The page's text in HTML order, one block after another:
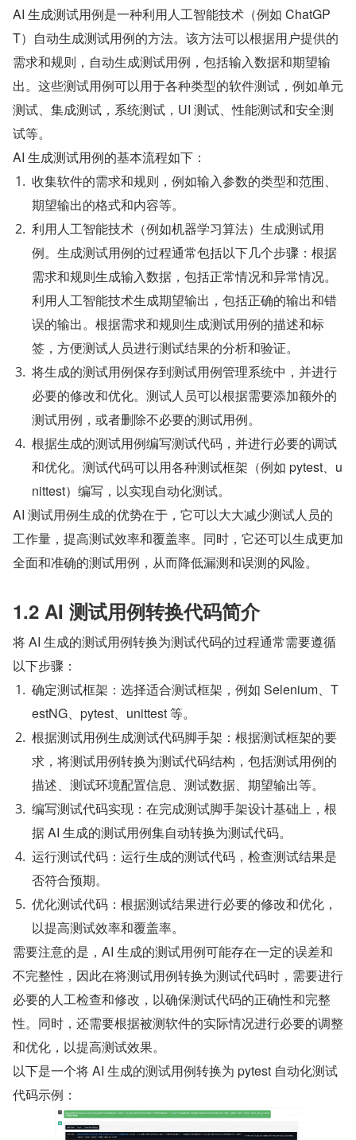
AI 生成测试用例是一种利用人工智能技术（例如 ChatGP
T）自动生成测试用例的方法。该方法可以根据用户提供的
需求和规则，自动生成测试用例，包括输入数据和期望输
出。这些测试用例可以用于各种类型的软件测试，例如单元
测试、集成测试，系统测试，UI 测试、性能测试和安全测
试等。
AI 生成测试用例的基本流程如下：
收集软件的需求和规则，例如输入参数的类型和范围、
期望输出的格式和内容等。
利用人工智能技术（例如机器学习算法）生成测试用
例。生成测试用例的过程通常包括以下几个步骤：根据
需求和规则生成输入数据，包括正常情况和异常情况。
利用人工智能技术生成期望输出，包括正确的输出和错
误的输出。根据需求和规则生成测试用例的描述和标
签，方便测试人员进行测试结果的分析和验证。
将生成的测试用例保存到测试用例管理系统中，并进行
必要的修改和优化。测试人员可以根据需要添加额外的
测试用例，或者删除不必要的测试用例。
根据生成的测试用例编写测试代码，并进行必要的调试
和优化。测试代码可以用各种测试框架（例如 pytest、u
nittest）编写，以实现自动化测试。
AI 测试用例生成的优势在于，它可以大大减少测试人员的
工作量，提高测试效率和覆盖率。同时，它还可以生成更加
全面和准确的测试用例，从而降低漏测和误测的风险。
1.2 AI 测试用例转换代码简介
将 AI 生成的测试用例转换为测试代码的过程通常需要遵循
以下步骤：
确定测试框架：选择适合测试框架，例如 Selenium、T
estNG、pytest、unittest 等。
根据测试用例生成测试代码脚手架：根据测试框架的要
求，将测试用例转换为测试代码结构，包括测试用例的
描述、测试环境配置信息、测试数据、期望输出等。
编写测试代码实现：在完成测试脚手架设计基础上，根
据 AI 生成的测试用例集自动转换为测试代码。
运行测试代码：运行生成的测试代码，检查测试结果是
否符合预期。
优化测试代码：根据测试结果进行必要的修改和优化，
以提高测试效率和覆盖率。
需要注意的是，AI 生成的测试用例可能存在一定的误差和
不完整性，因此在将测试用例转换为测试代码时，需要进行
必要的人工检查和修改，以确保测试代码的正确性和完整
性。同时，还需要根据被测软件的实际情况进行必要的调整
和优化，以提高测试效果。
以下是一个将 AI 生成的测试用例转换为 pytest 自动化测试
代码示例：